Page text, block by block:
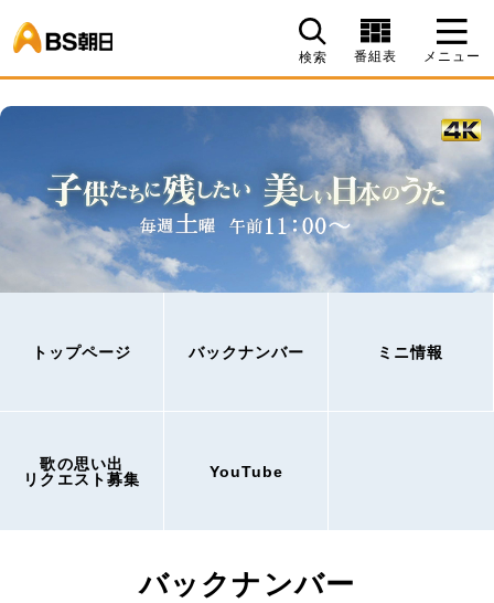
検索 番組表 メニュー
トップページ バックナンバー ミニ情報
歌の思い出
リクエスト募集
YouTube
バックナンバー